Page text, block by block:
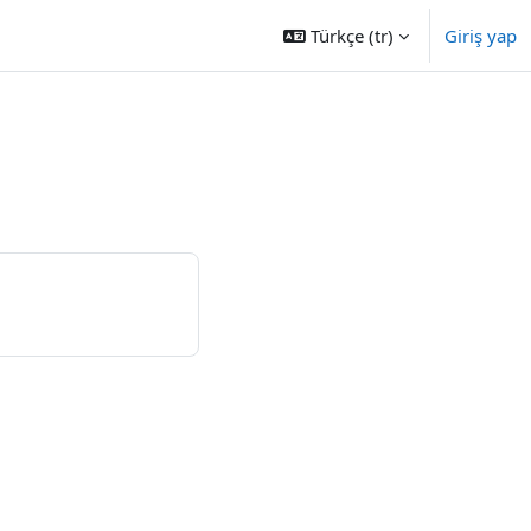
Türkçe ‎(tr)‎ Giriş yap